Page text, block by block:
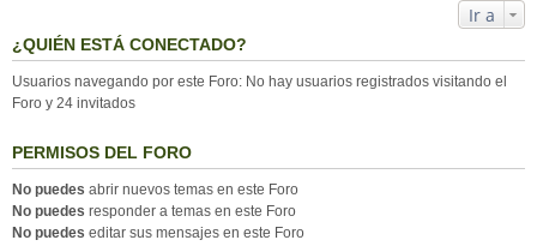
Ir a
¿QUIÉN ESTÁ CONECTADO?
Usuarios navegando por este Foro: No hay usuarios registrados visitando el
Foro y 24 invitados
PERMISOS DEL FORO
No puedes abrir nuevos temas en este Foro
No puedes responder a temas en este Foro
No puedes editar sus mensajes en este Foro